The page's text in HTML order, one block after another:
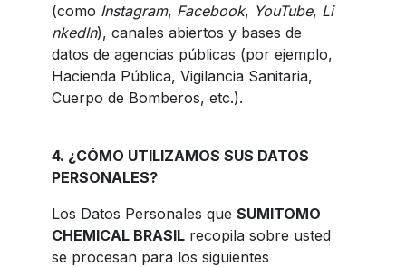
(como Instagram, Facebook, YouTube, Li
nkedIn), canales abiertos y bases de
datos de agencias públicas (por ejemplo,
Hacienda Pública, Vigilancia Sanitaria,
Cuerpo de Bomberos, etc.).
4. ¿CÓMO UTILIZAMOS SUS DATOS
PERSONALES?
Los Datos Personales que SUMITOMO
CHEMICAL BRASILrecopila sobre usted
se procesan para los siguientes